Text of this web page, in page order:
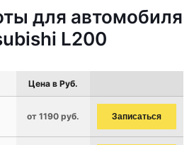
для автомобиля
L200
Цена в Руб.
от 1190 руб. Записаться